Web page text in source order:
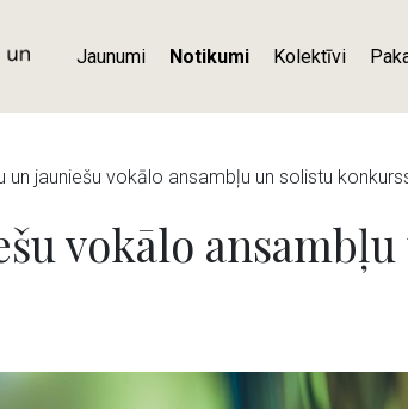
Jaunumi Notikumi Kolektīvi
un jauniešu vokālo ansambļu un solistu
vokālo